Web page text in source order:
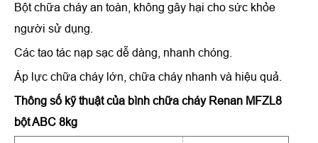
Bột chữa cháy an toàn, không gây hại cho sức khỏe
người sử dụng.
Các tao tác nạp sạc dễ dàng, nhanh chóng.
Áp lực chữa cháy lớn, chữa cháy nhanh và hiệu quả.
Thông số kỹ thuật của bình chữa cháy Renan MFZL8
bột ABC 8kg